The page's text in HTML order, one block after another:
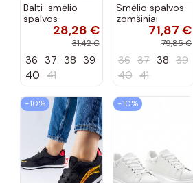
Balti-smėlio
spalvos
sportiniai
Casey
28,28 €
31,42 €
36 37 38 39
40 41
Smėlio spalvos
zomšiniai
sportiniai
bateliai, „Karino"
71,87 €
79,85 €
36 37 38 39
40 41
−10% −10%